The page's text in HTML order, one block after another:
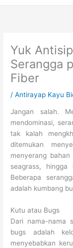
Yuk
Serangga
Fiber
/Antirayap Kayu
Jangan salah.
mendominasi,
tak kalah
ditemukan
menyerang
seagrass,
Beberapa
adalah kumbang
Kutu atau Bugs
Dari nama-nama
bugs adalah
menyebabkan